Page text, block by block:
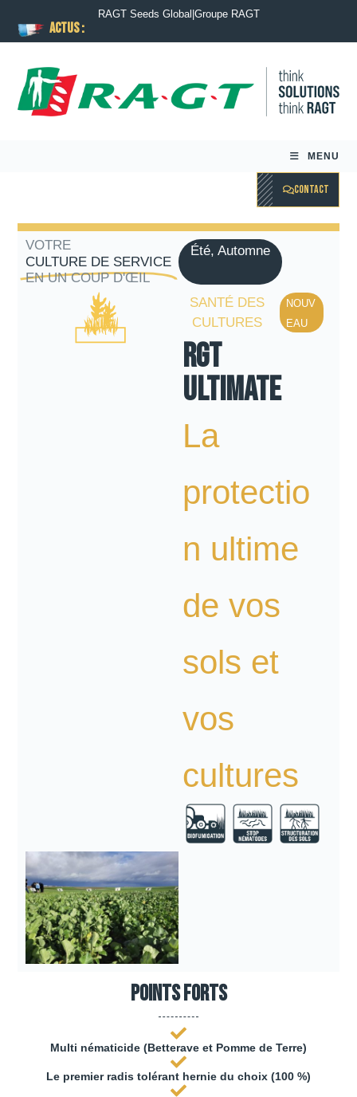
ACTUS :
RAGT Seeds Global Groupe RAGT
MENU
CONTACT
VOTRE
CULTURE DE SERVICE
EN UN COUP D'ŒIL
Été, Automne
SANTÉ DES
CULTURES
NOUV
EAU
RGT
ULTIMATE
La
protectio
n ultime
de vos
sols et
vos
cultures
Points forts
Multi nématicide (Betterave et Pomme de Terre)
Le premier radis tolérant hernie du choix (100 %)